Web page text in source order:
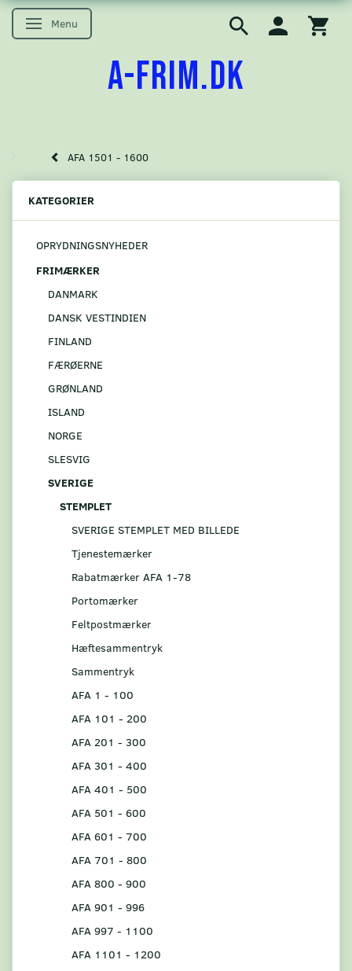
Skifte navigation
Menu
A-FRIM.DK
AFA 1501 - 1600
KATEGORIER
OPRYDNINGSNYHEDER
FRIMÆRKER
DANMARK
DANSK VESTINDIEN
FINLAND
FÆRØERNE
GRØNLAND
ISLAND
NORGE
SLESVIG
SVERIGE
STEMPLET
SVERIGE STEMPLET MED BILLEDE
Tjenestemærker
Rabatmærker AFA 1-78
Portomærker
Feltpostmærker
Hæftesammentryk
Sammentryk
AFA 1 - 100
AFA 101 - 200
AFA 201 - 300
AFA 301 - 400
AFA 401 - 500
AFA 501 - 600
AFA 601 - 700
AFA 701 - 800
AFA 800 - 900
AFA 901 - 996
AFA 997 - 1100
AFA 1101 - 1200